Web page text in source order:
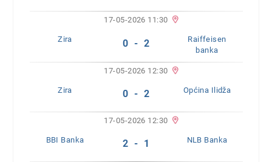
17-05-2026 11:30
Zira 0 - 2
Raiffeisen
banka
17-05-2026 12:30
Zira 0 - 2 Općina Ilidža
17-05-2026 12:30
BBI Banka 2 - 1 NLB Banka